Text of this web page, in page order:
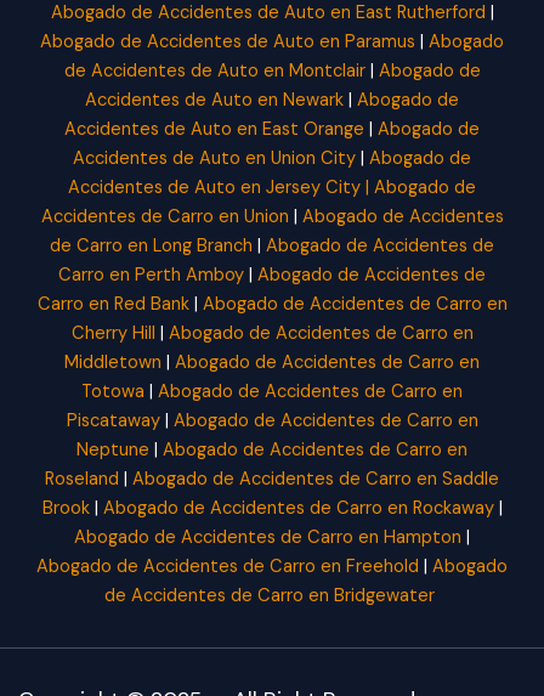
Abogado de Accidentes de Auto en East Rutherford |
Abogado de Accidentes de Auto en Paramus | Abogado
de Accidentes de Auto en Montclair| Abogado de
Accidentes de Auto en Newark | Abogado de
Accidentes de Auto en East Orange | Abogado de
Accidentes de Auto en Union City | Abogado de
Accidentes de Auto en Jersey City | Abogado de
Accidentes de Carro en Union | Abogado de Accidentes
de Carro en Long Branch | Abogado de Accidentes de
Carro en Perth Amboy | Abogado de Accidentes de
Carro en Red Bank| Abogado de Accidentes de Carro en
Cherry Hill | Abogado de Accidentes de Carro en
Middletown | Abogado de Accidentes de Carro en
Totowa | Abogado de Accidentes de Carro en
Piscataway| Abogado de Accidentes de Carro en
Neptune | Abogado de Accidentes de Carro en
Roseland | Abogado de Accidentes de Carro en Saddle
Brook | Abogado de Accidentes de Carro en Rockaway|
Abogado de Accidentes de Carro en Hampton |
Abogado de Accidentes de Carro en Freehold | Abogado
de Accidentes de Carro en Bridgewater